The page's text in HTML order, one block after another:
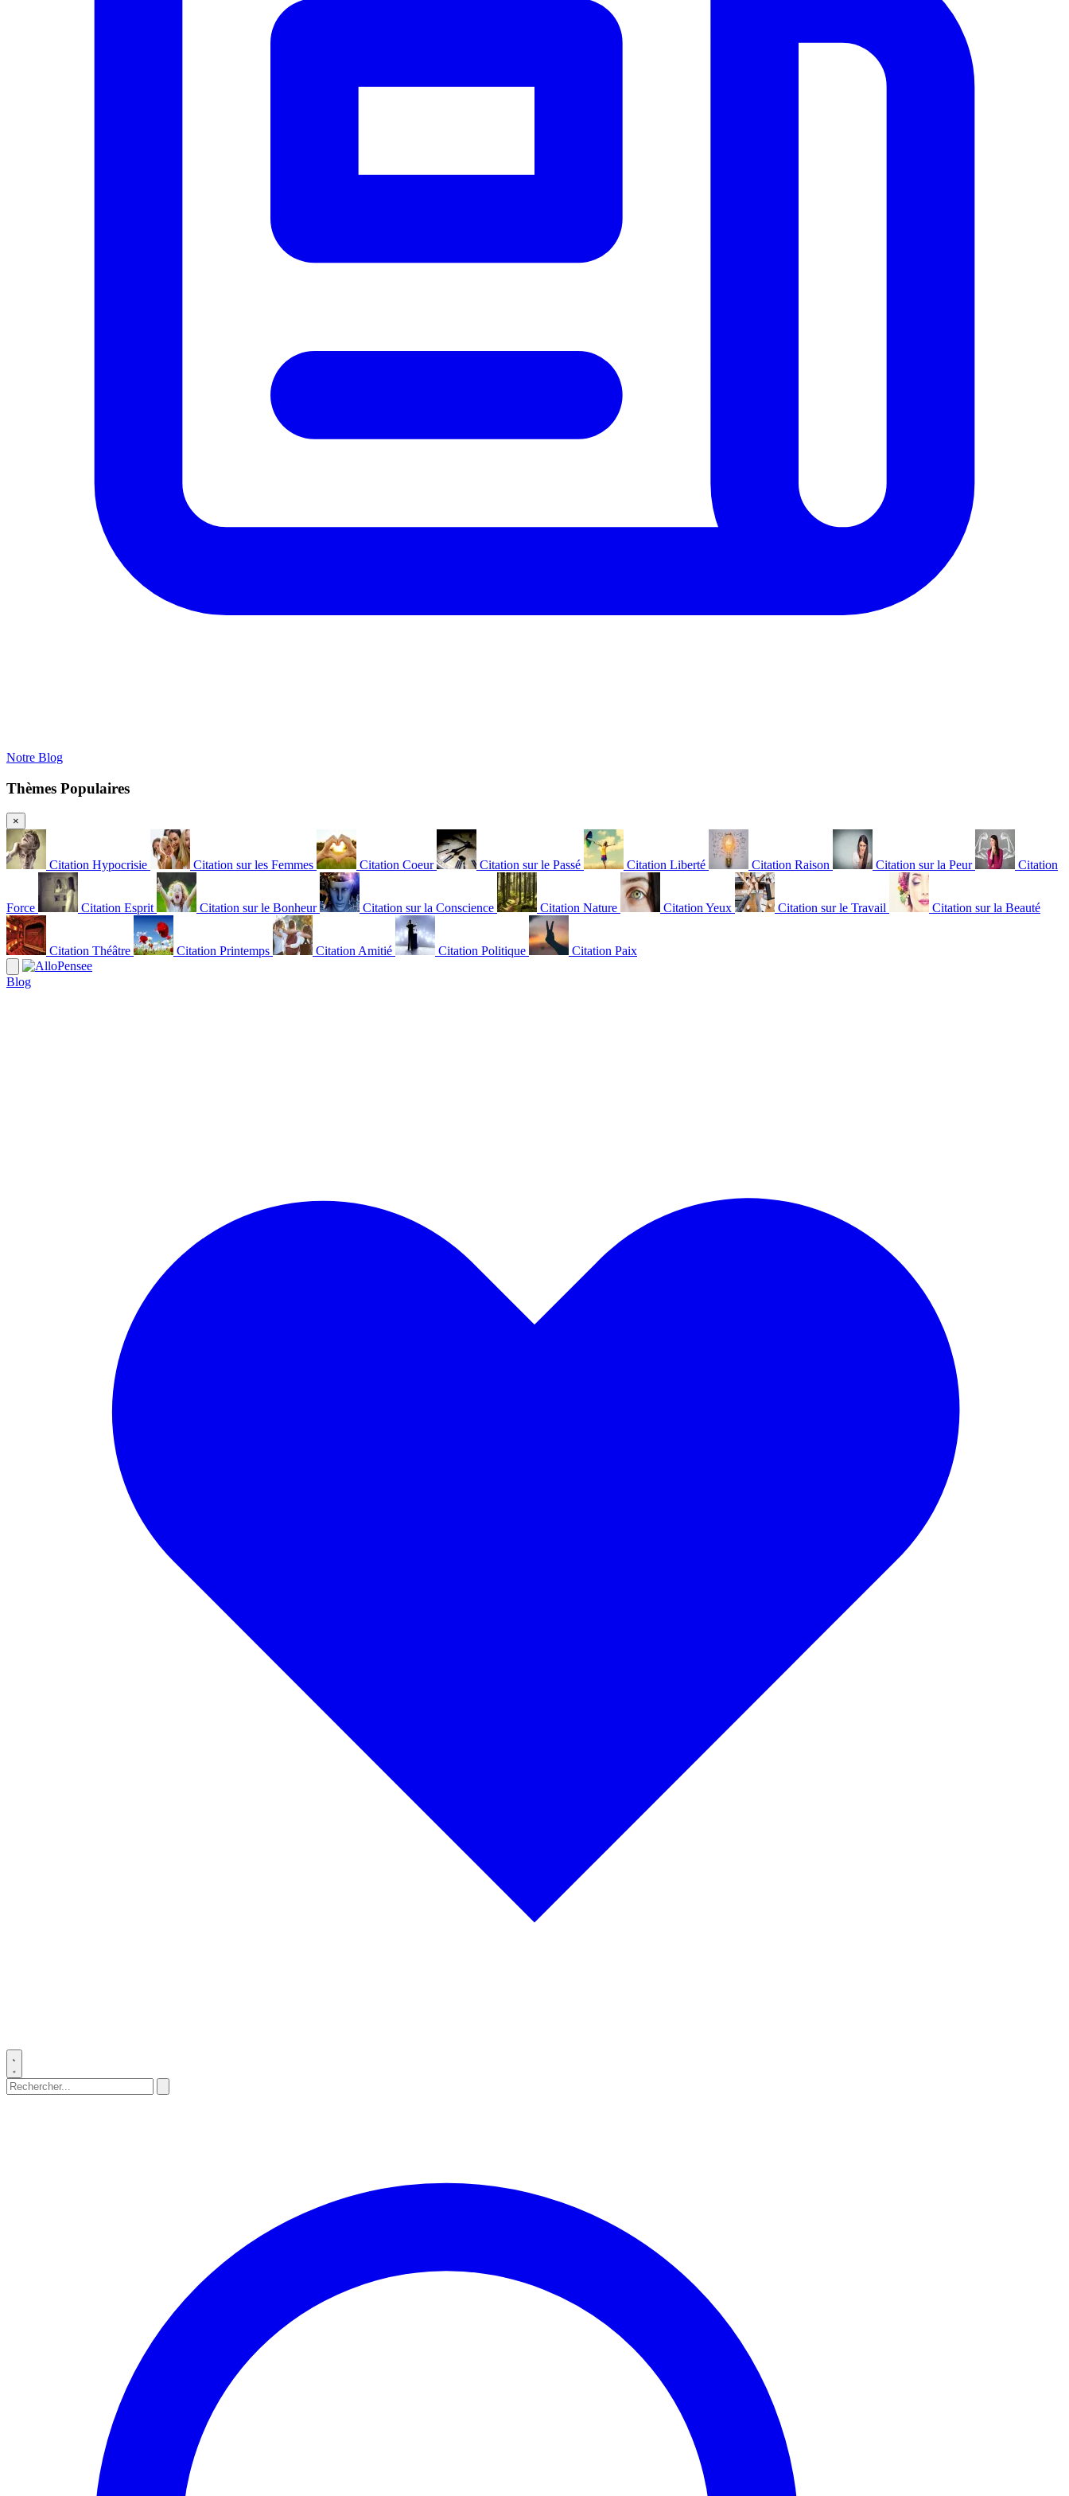
Notre Blog
Thèmes Populaires
×
Citation Hypocrisie Citation sur les Femmes Citation Coeur Citation sur le Passé Citation Liberté Citation Raison Citation sur la Peur Citation
Force Citation Esprit Citation sur le Bonheur Citation sur la Conscience Citation Nature Citation Yeux Citation sur le Travail Citation sur la Beauté
Citation Théâtre Citation Printemps Citation Amitié Citation Politique Citation Paix
Blog